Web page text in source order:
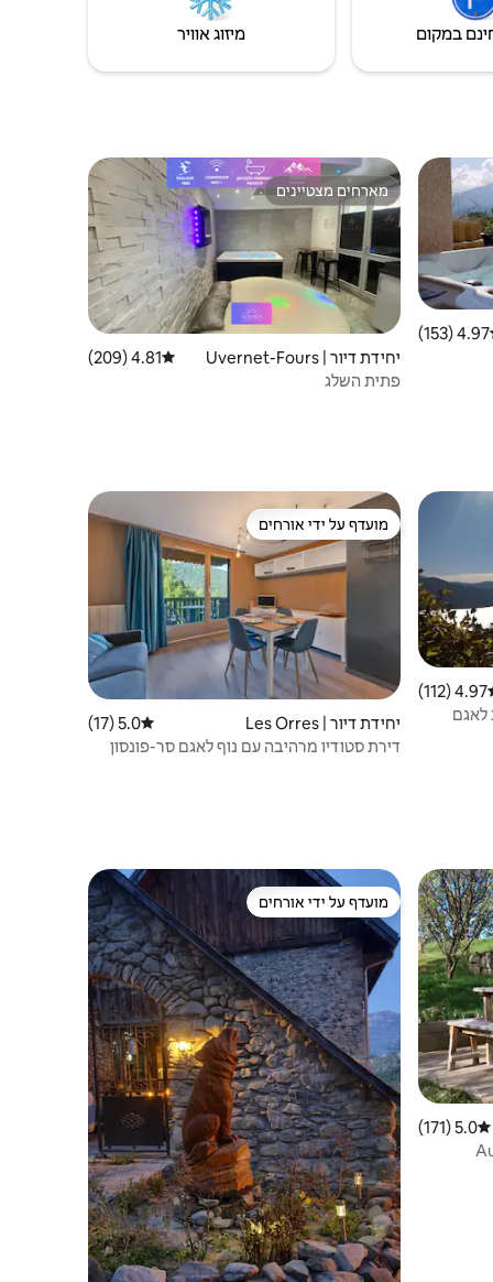
במקום מיזוג אוויר
ממוצע של 4.97 מתוך 5, 153 ביקורות
4.97 (153)
מארחים מצטיינים
מארחים מצטיינים
יחידת דיור | Uvernet-Fours דירוג ממוצע של 4.81 מתוך 5, 209 ביקורות
4.81 (209)
פתית השלג
ממוצע של 4.97 מתוך 5, 112 ביקורות
4.97 (112)
מועדף על ידי אורחים
מועדף על ידי אורחים
יחידת דיור | Les Orres דירוג ממוצע של 5.0 מתוך 5, 17 ביקורות
5.0 (17)
דירת סטודיו מרהיבה עם נוף לאגם סר-פונסון
דירוג ממוצע של 5.0 מתוך 5, 171 ביקורות
5.0 (171)
מועדף על ידי אורחים
מועדף על ידי אורחים